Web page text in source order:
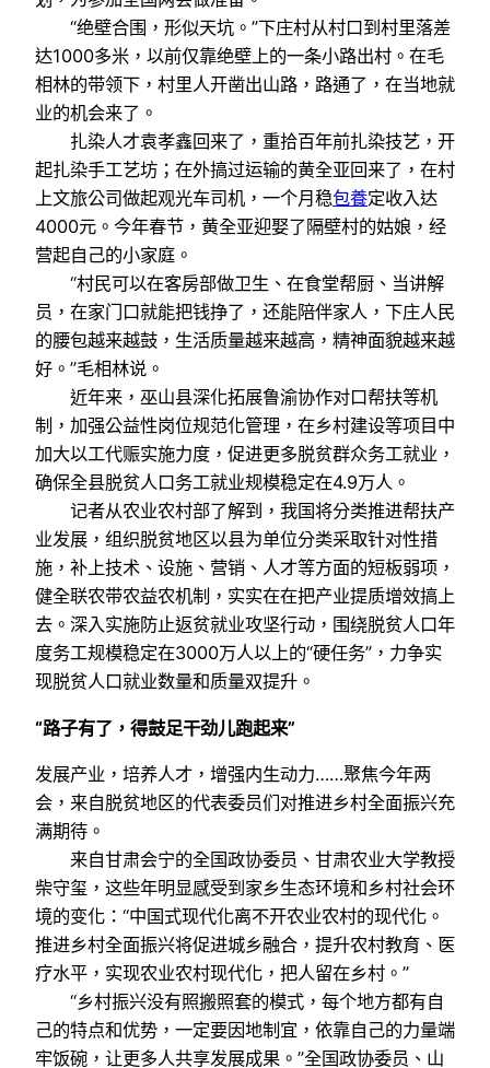
“绝壁合围，形似天坑。”下庄村从村口到村里落差
达1000多米，以前仅靠绝壁上的一条小路出村。在毛
相林的带领下，村里人开凿出山路，路通了，在当地就
业的机会来了。
扎染人才袁孝鑫回来了，重拾百年前扎染技艺，开
起扎染手工艺坊；在外搞过运输的黄全亚回来了，在村
上文旅公司做起观光车司机，一个月稳包養定收入达
4000元。今年春节，黄全亚迎娶了隔壁村的姑娘，经
营起自己的小家庭。
“村民可以在客房部做卫生、在食堂帮厨、当讲解
员，在家门口就能把钱挣了，还能陪伴家人，下庄人民
的腰包越来越鼓，生活质量越来越高，精神面貌越来越
好。”毛相林说。
近年来，巫山县深化拓展鲁渝协作对口帮扶等机
制，加强公益性岗位规范化管理，在乡村建设等项目中
加大以工代赈实施力度，促进更多脱贫群众务工就业，
确保全县脱贫人口务工就业规模稳定在4.9万人。
记者从农业农村部了解到，我国将分类推进帮扶产
业发展，组织脱贫地区以县为单位分类采取针对性措
施，补上技术、设施、营销、人才等方面的短板弱项，
健全联农带农益农机制，实实在在把产业提质增效搞上
去。深入实施防止返贫就业攻坚行动，围绕脱贫人口年
度务工规模稳定在3000万人以上的“硬任务”，力争实
现脱贫人口就业数量和质量双提升。
“路子有了，得鼓足干劲儿跑起来”
发展产业，培养人才，增强内生动力……聚焦今年两
会，来自脱贫地区的代表委员们对推进乡村全面振兴充
满期待。
来自甘肃会宁的全国政协委员、甘肃农业大学教授
柴守玺，这些年明显感受到家乡生态环境和乡村社会环
境的变化：“中国式现代化离不开农业农村的现代化。
推进乡村全面振兴将促进城乡融合，提升农村教育、医
疗水平，实现农业农村现代化，把人留在乡村。”
“乡村振兴没有照搬照套的模式，每个地方都有自
己的特点和优势，一定要因地制宜，依靠自己的力量端
牢饭碗，让更多人共享发展成果。”全国政协委员、山